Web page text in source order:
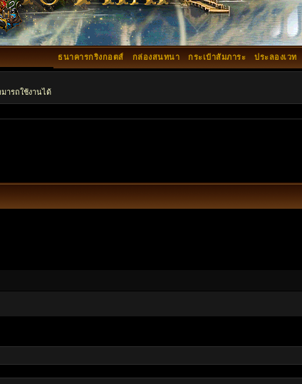
ประลองเวท
กระเป๋าสัมภาระ
กล่องสนทนา
ธนาคารกริงกอตส์
ารถใช้งานได้